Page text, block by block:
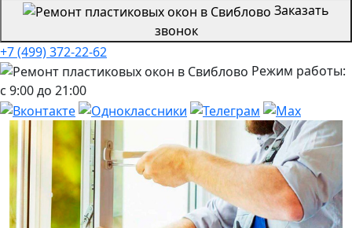
Заказать
звонок
+7 (499) 372-22-62
Режим работы:
с 9:00 до 21:00